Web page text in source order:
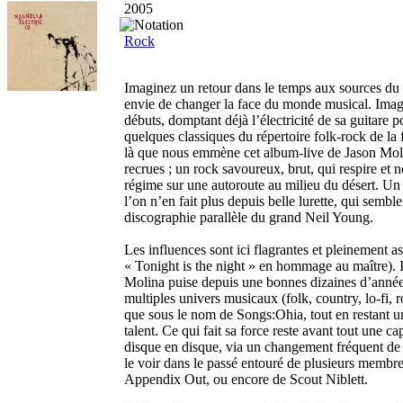
2005
Rock
Imaginez un retour dans le temps aux sources
envie de changer la face du monde musical.
débuts, domptant déjà l’électricité de sa guitare
quelques classiques du répertoire folk-rock de la
là que nous emmène cet album-live de Jason
recrues ; un rock savoureux, brut, qui respire et
régime sur une autoroute au milieu du désert.
l’on n’en fait plus depuis belle lurette, qui
discographie parallèle du grand Neil Young.
Les influences sont ici flagrantes et pleinement
« Tonight is the night » en hommage au maître).
Molina puise depuis une bonnes dizaines
multiples univers musicaux (folk, country, lo-fi,
que sous le nom de Songs:Ohia, tout en restant
talent. Ce qui fait sa force reste avant tout une
disque en disque, via un changement fréquent
le voir dans le passé entouré de plusieurs
Appendix Out, ou encore de Scout Niblett.